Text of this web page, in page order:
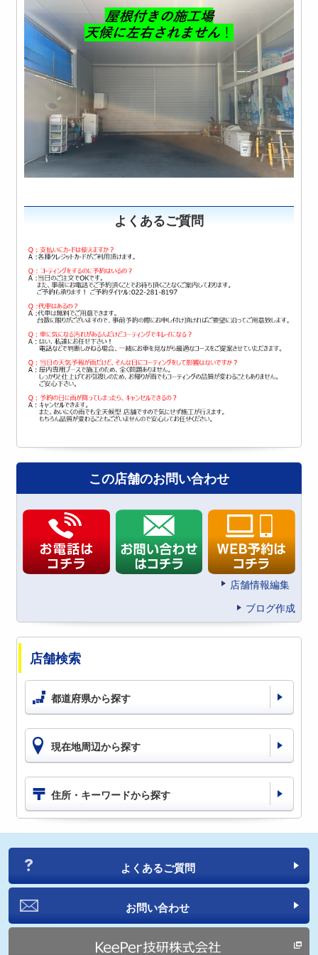
よくあるご質問
この店舗のお問い合わせ
店舗情報編集
ブログ作成
店舗検索
都道府県から探す
現在地周辺から探す
住所・キーワードから探す
よくあるご質問
お問い合わせ